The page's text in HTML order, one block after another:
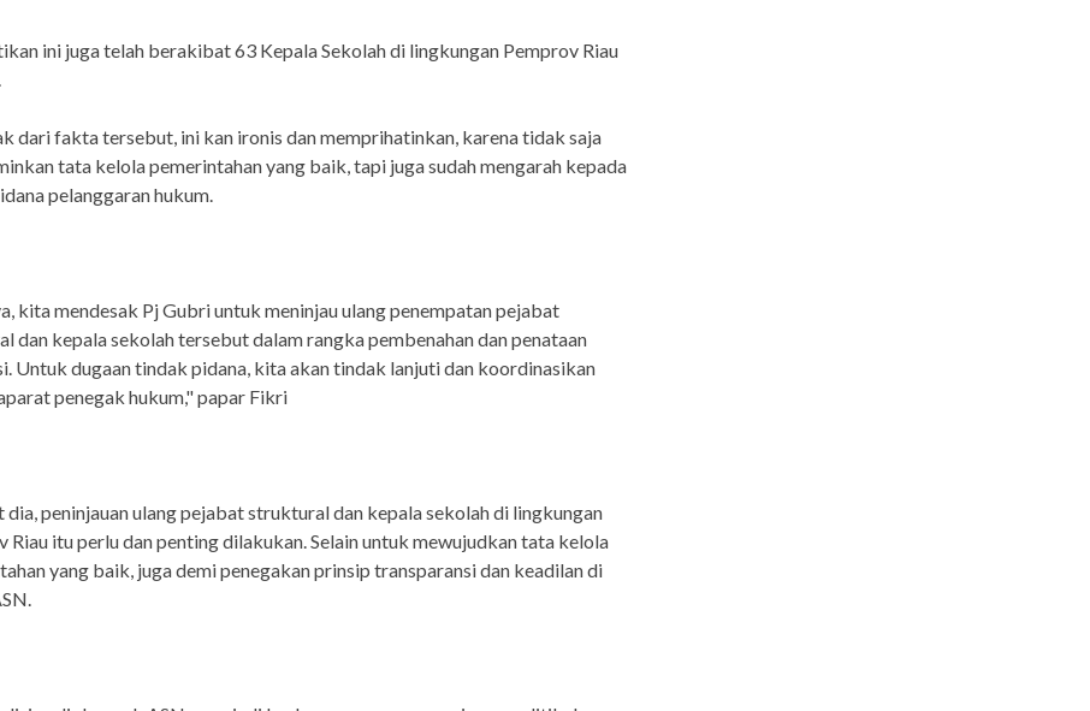
ini juga telah berakibat 63 Kepala Sekolah di lingkungan Pemprov Riau
dari fakta tersebut, ini kan ironis dan memprihatinkan, karena tidak saja
tata kelola pemerintahan yang baik, tapi juga sudah mengarah kepada
pelanggaran hukum.
kita mendesak Pj Gubri untuk meninjau ulang penempatan pejabat
dan kepala sekolah tersebut dalam rangka pembenahan dan penataan
Untuk dugaan tindak pidana, kita akan tindak lanjuti dan koordinasikan
penegak hukum," papar Fikri
dia, peninjauan ulang pejabat struktural dan kepala sekolah di lingkungan
Riau itu perlu dan penting dilakukan. Selain untuk mewujudkan tata kelola
yang baik, juga demi penegakan prinsip transparansi dan keadilan di